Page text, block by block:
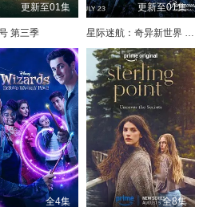
更新至01集
第三季
更新至01集
星际迷航：奇异新世界 第四季
全4集 全8集